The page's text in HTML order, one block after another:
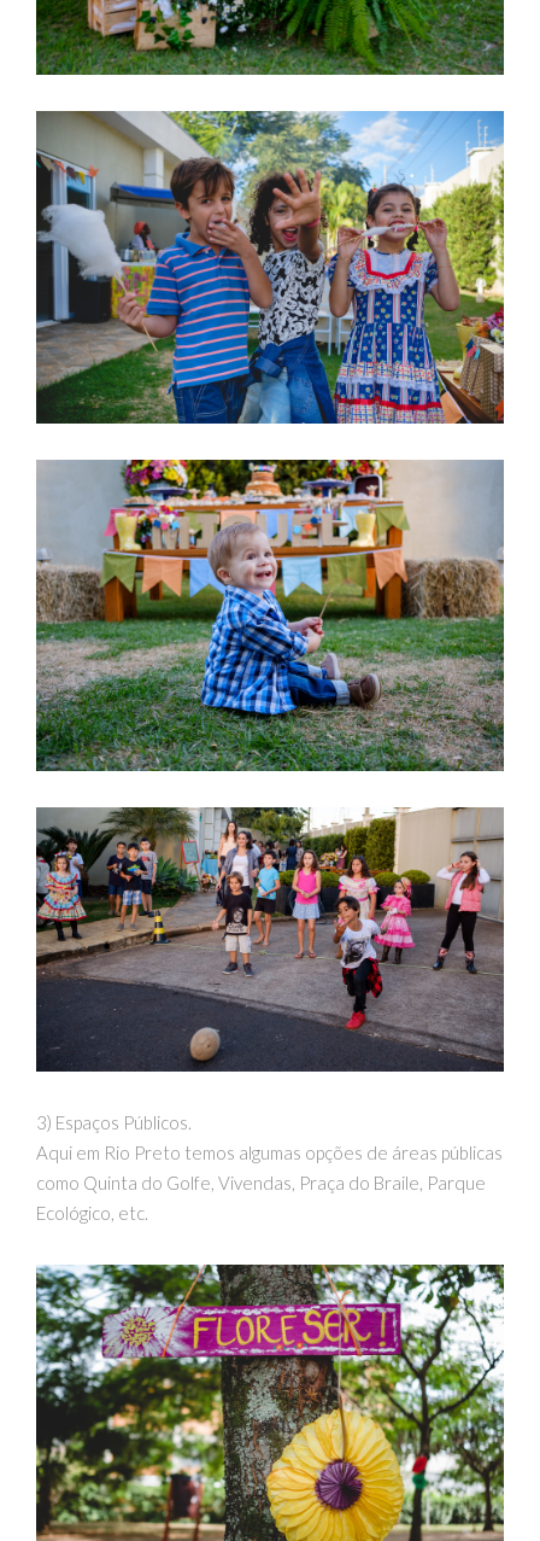
3) Espaços Públicos.
Aqui em Rio Preto temos algumas opções de áreas públicas
como Quinta do Golfe, Vivendas, Praça do Braile, Parque
Ecológico, etc.